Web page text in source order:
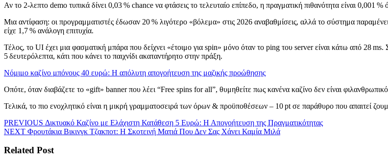
Αν το 2‑λεπτο demo τυπικά δίνει 0,03 % chance να φτάσεις το τελευταίο επίπεδο, η πραγματική πιθανότητα είναι 0,001
Μια αντίφαση: οι προγραμματιστές έδωσαν 20 % λιγότερο «βόλεμα» στις 2026 αναβαθμίσεις, αλλά το σύστημα
είχε 1,7 % ανάλογη επιτυχία.
Τέλος, το UI έχει μια φασματική μπάρα που δείχνει «έτοιμο για spin» μόνο όταν το ping του server είναι κάτω από 28
5 δευτερόλεπτα, κάτι που κάνει το παιχνίδι ακαταντήρητο στην πράξη.
Νόμιμο καζίνο μπόνους 40 ευρώ: Η απόλυτη απογοήτευση της μαζικής προώθησης
Οπότε, όταν διαβάζετε το «gift» banner που λέει “Free spins for all”, θυμηθείτε πως κανένα καζίνο δεν είναι
Τελικά, το πιο ενοχλητικό είναι η μικρή γραμματοσειρά των όρων & προϋποθέσεων – 10 pt σε παράθυρο που απαιτεί
Πλοήγηση
άρθρων
PREVIOUS Previous
post:
Δικτυακό Καζίνο με Ελάχιστη Κατάθεση 5 Ευρώ: Η Απογοήτευση της Πραγματικότητας
NEXT Next
Φρουτάκια Βικινγκ Τζακποτ: Η Σκοτεινή Ματιά Που Δεν Σας Χάνει Καμία Μιλά
Related Post